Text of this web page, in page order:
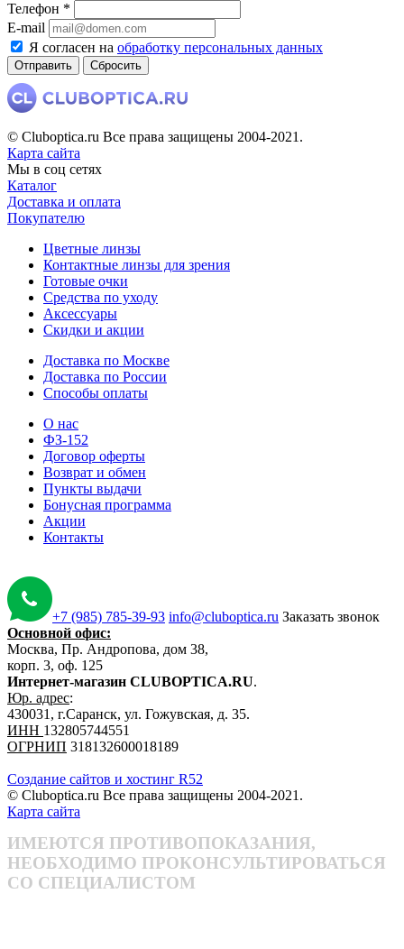
Телефон *
E-mail
Я согласен на обработку персональных данных
Сбросить
© Cluboptica.ru Все права защищены 2004-2021.
Карта сайта
Мы в соц сетях
Каталог
Доставка и оплата
Покупателю
Цветные линзы
Контактные линзы для зрения
Готовые очки
Средства по уходу
Аксессуары
Скидки и акции
Доставка по Москве
Доставка по России
Способы оплаты
О нас
ФЗ-152
Договор оферты
Возврат и обмен
Пункты выдачи
Бонусная программа
Акции
Контакты
+7 (985) 785-39-93 info@cluboptica.ru Заказать звонок
Основной офис:
Москва, Пр. Андропова, дом 38,
корп. 3, оф. 125
Интернет-магазин CLUBOPTICA.RU.
Юр. адрес:
430031, г.Саранск, ул. Гожувская, д. 35.
ИНН 132805744551
ОГРНИП 318132600018189
Создание сайтов и хостинг R52
© Cluboptica.ru Все права защищены 2004-2021.
Карта сайта
ИМЕЮТСЯ ПРОТИВОПОКАЗАНИЯ,
НЕОБХОДИМО ПРОКОНСУЛЬТИРОВАТЬСЯ
СО СПЕЦИАЛИСТОМ